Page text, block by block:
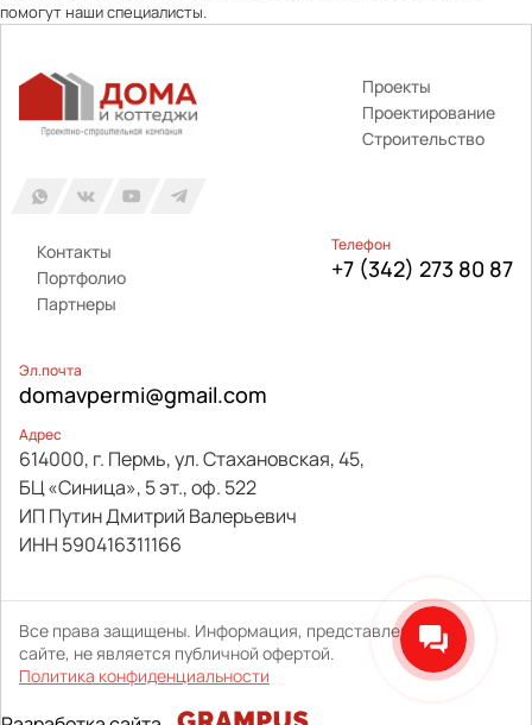
помогут наши специалисты.
Проекты
Проектирование
Строительство
Контакты
Портфолио
Партнеры
Телефон
+7 (342) 273 80 87
Эл.почта
domavpermi@gmail.com
Адрес
614000, г. Пермь, ул. Стахановская, 45,
БЦ «Синица», 5 эт., оф. 522
ИП Путин Дмитрий Валерьевич
ИНН 590416311166
Все права защищены. Информация, представленная на
сайте, не является публичной офертой.
Политика конфиденциальности